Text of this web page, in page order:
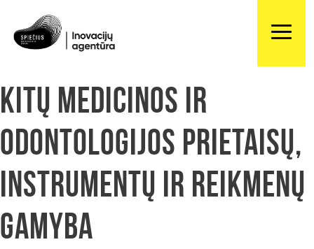
Kitų medicinos ir
odontologijos prietaisų,
instrumentų ir reikmenų
gamyba